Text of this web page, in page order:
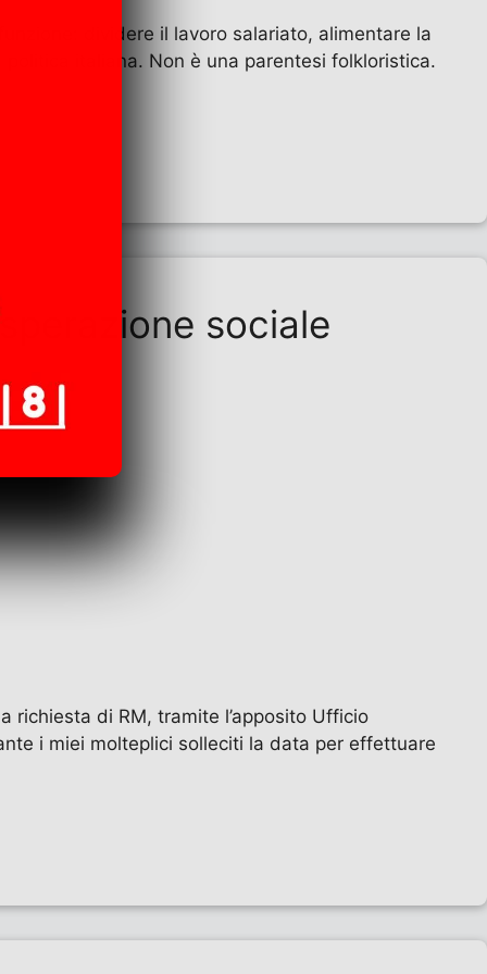
dividere il lavoro salariato, alimentare la
italiana. Non è una parentesi folkloristica.
sociale
di RM, tramite l’apposito Ufficio
i miei molteplici solleciti la data per effettuare